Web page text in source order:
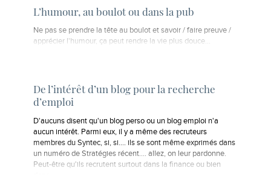
L’humour, au boulot ou dans la pub
Ne pas se prendre la tête au boulot et savoir / faire preuve /
apprécier l'humour, ça peut rendre la vie plus douce...
De l’intérêt d’un blog pour la recherche
d’emploi
D'aucuns disent qu'un blog perso ou un blog emploi n'a
aucun intérêt. Parmi eux, il y a même des recruteurs
membres du Syntec, si, si.... ils se sont même exprimés dans
un numéro de Stratégies récent.... allez, on leur pardonne.
Peut-être qu'ils recrutent surtout dans la finance ou bien